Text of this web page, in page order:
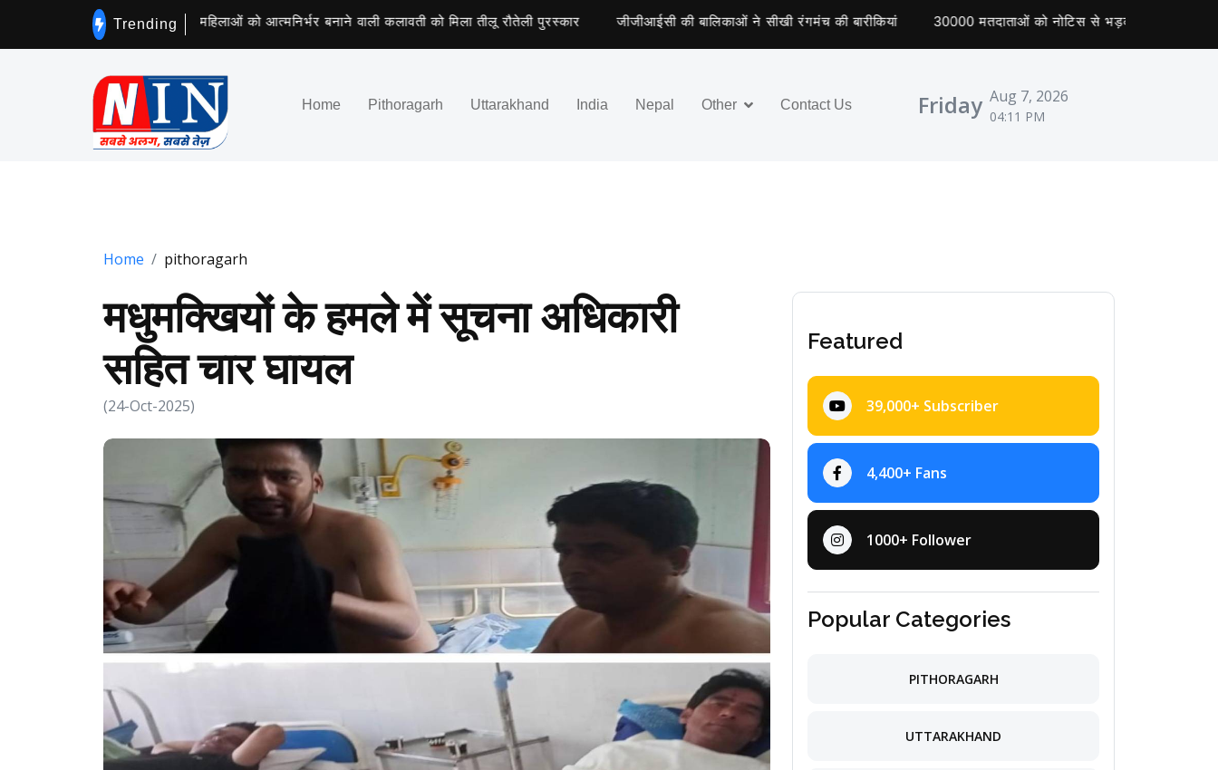
Trending
खुद के साथ अन्य महिलाओं को आत्मनिर्भर बनाने वाली कलावती को मिला तीलू रौतेली पुरस्कार जीजीआईसी की बालिकाओं ने सीखी रंगमंच की बारीकियां 30000 मतदाताओं को नोटिस से भड़की कांग्रेस ने किया
Home Pithoragarh Uttarakhand India Nepal Other Contact Us Friday Aug 7, 2026
04:11 PM
Home pithoragarh
मधुमक्खियों के हमले में सूचना अधिकारी
सहित चार घायल
(24-Oct-2025)
Featured
39,000+ Subscriber
4,400+ Fans
1000+ Follower
Popular Categories
PITHORAGARH
UTTARAKHAND